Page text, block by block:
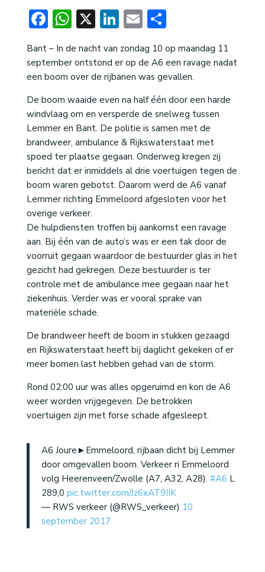
Facebook
WhatsApp
X LinkedIn
EmailDelen
Bant – In de nacht van zondag 10 op maandag 11
september ontstond er op de A6 een ravage nadat
een boom over de rijbanen was gevallen.
De boom waaide even na half één door een harde
windvlaag om en versperde de snelweg tussen
Lemmer en Bant. De politie is samen met de
brandweer, ambulance & Rijkswaterstaat met
spoed ter plaatse gegaan. Onderweg kregen zij
bericht dat er inmiddels al drie voertuigen tegen de
boom waren gebotst. Daarom werd de A6 vanaf
Lemmer richting Emmeloord afgesloten voor het
overige verkeer.
De hulpdiensten troffen bij aankomst een ravage
aan. Bij één van de auto’s was er een tak door de
voorruit gegaan waardoor de bestuurder glas in het
gezicht had gekregen. Deze bestuurder is ter
controle met de ambulance mee gegaan naar het
ziekenhuis. Verder was er vooral sprake van
materiële schade.
De brandweer heeft de boom in stukken gezaagd
en Rijkswaterstaat heeft bij daglicht gekeken of er
meer bomen last hebben gehad van de storm.
Rond 02:00 uur was alles opgeruimd en kon de A6
weer worden vrijgegeven. De betrokken
voertuigen zijn met forse schade afgesleept.
A6 Joure►Emmeloord, rijbaan dicht bij Lemmer
door omgevallen boom. Verkeer ri Emmeloord
volg Heerenveen/Zwolle (A7, A32, A28). #A6 L
289,0 pic.twitter.com/Jz6xAT9IIK
— RWS verkeer (@RWS_verkeer) 10
september 2017